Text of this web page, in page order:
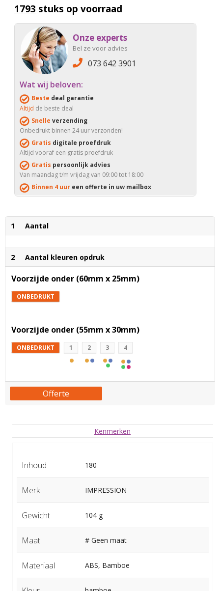
1793 stuks op voorraad
Onze experts
Bel ze voor advies
073 642 3901
Wat wij beloven:
Beste deal garantie
Altijd de beste deal
Snelle verzending
Onbedrukt binnen 24 uur verzonden!
Gratis digitale proefdruk
Altijd vooraf een gratis proefdruk
Gratis persoonlijk advies
Van maandag t/m vrijdag van 09:00 tot 18:00
Binnen 4 uur een offerte in uw mailbox
1 Aantal
2 Aantal kleuren opdruk
Voorzijde onder (60mm x 25mm)
ONBEDRUKT
Voorzijde onder (55mm x 30mm)
ONBEDRUKT 1 2 3 4
Offerte
Kenmerken
Inhoud 180
Merk IMPRESSION
Gewicht 104 g
Maat # Geen maat
Materiaal ABS, Bamboe